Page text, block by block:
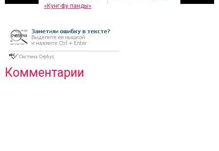
«Кунг-фу панды»
Комментарии